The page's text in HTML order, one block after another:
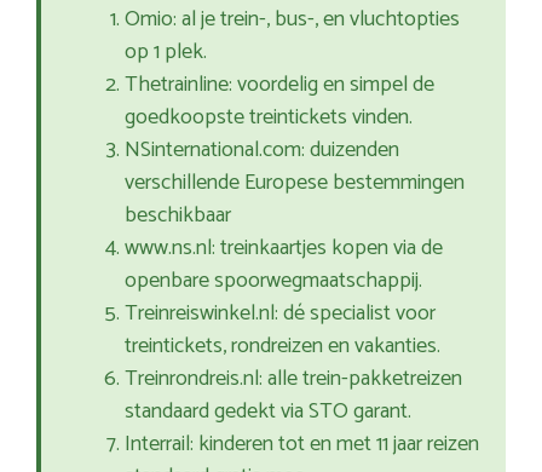
Omio: al je trein-, bus-, en vluchtopties
op 1 plek.
Thetrainline: voordelig en simpel de
goedkoopste treintickets vinden.
NSinternational.com: duizenden
verschillende Europese bestemmingen
beschikbaar
www.ns.nl: treinkaartjes kopen via de
openbare spoorwegmaatschappij.
Treinreiswinkel.nl: dé specialist voor
treintickets, rondreizen en vakanties.
Treinrondreis.nl: alle trein-pakketreizen
standaard gedekt via STO garant.
Interrail: kinderen tot en met 11 jaar reizen